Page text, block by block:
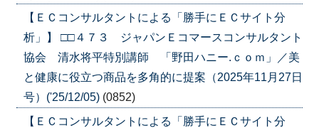
【ＥＣコンサルタントによる「勝手にＥＣサイト分
析」】 □□４７３ ジャパンＥコマースコンサルタント
協会 清水将平特別講師 「野田ハニー.ｃｏｍ」／美
と健康に役立つ商品を多角的に提案（2025年11月27日
号）('25/12/05) (0852)
【ＥＣコンサルタントによる「勝手にＥＣサイト分